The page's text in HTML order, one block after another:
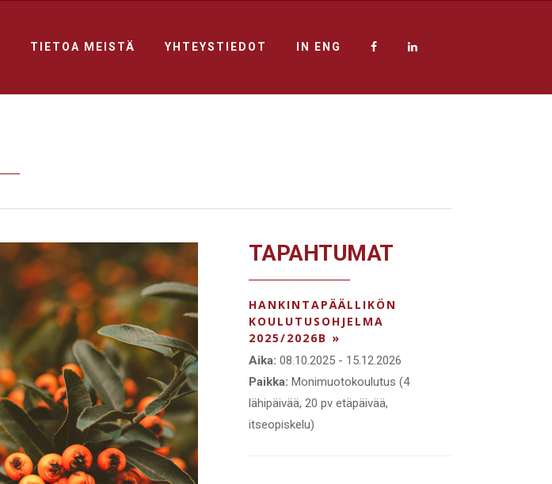
TIETOA MEISTÄ YHTEYSTIEDOT IN ENG
TAPAHTUMAT
HANKINTAPÄÄLLIKÖN
KOULUTUSOHJELMA
2025/2026B »
Aika: 08.10.2025 - 15.12.2026
Paikka: Monimuotokoulutus (4
lähipäivää, 20 pv etäpäivää,
itseopiskelu)